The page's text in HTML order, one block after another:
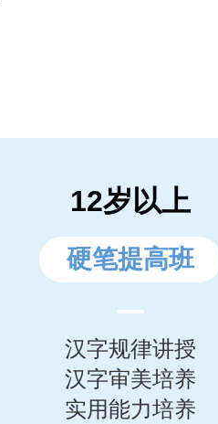
12岁以上
硬笔提高班
汉字规律讲授
汉字审美培养
实用能力培养